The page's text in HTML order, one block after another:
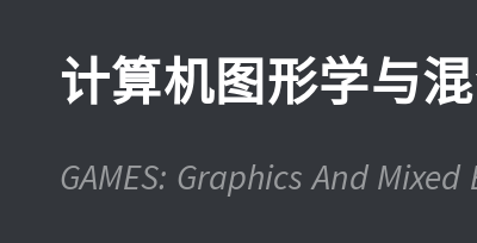
计算机图形学与
GAMES: Graphics And